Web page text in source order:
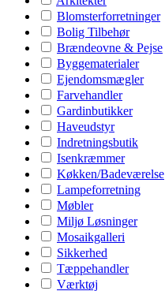
Blomsterforretninger
Bolig Tilbehør
Brændeovne & Pejse
Byggematerialer
Ejendomsmægler
Farvehandler
Gardinbutikker
Haveudstyr
Indretningsbutik
Isenkræmmer
Køkken/Badeværelse
Lampeforretning
Møbler
Miljø Løsninger
Mosaikgalleri
Sikkerhed
Tæppehandler
Værktøj